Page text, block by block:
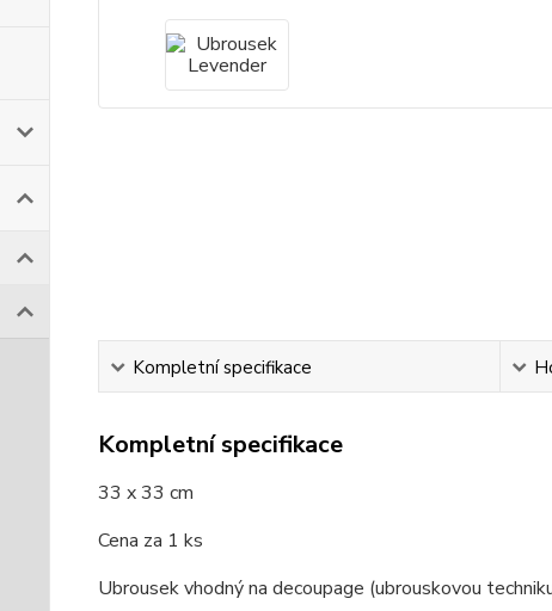
Kompletní specifikace
Kompletní specifikace
33 x 33 cm
Cena za 1 ks
Ubrousek vhodný na decoupage (ubrouskovou